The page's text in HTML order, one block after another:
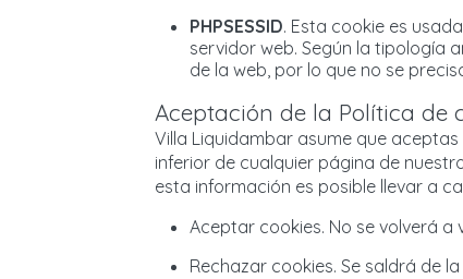
PHPSESSID. Esta cookie es
servidor web. Según la tipología
de la web, por lo que no se
Aceptación de la Política de
Villa Liquidambar asume que
inferior de cualquier página de
esta información es posible llevar a
Aceptar cookies. No se volverá a
Rechazar cookies. Se saldrá de